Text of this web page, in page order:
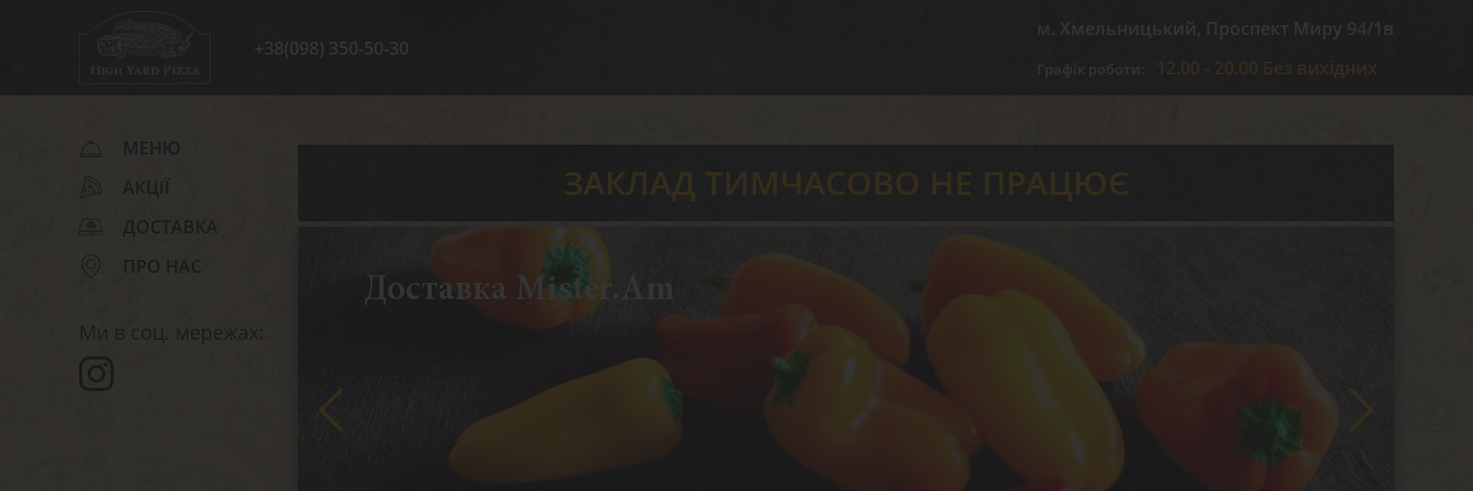
+38(098) 350-50-30
м. Хмельницький, Проспект Миру 94/1в
12.00 - 20.00 Без вихідних
МЕНЮ
АКЦІЇ
ДОСТАВКА
ПРО НАС
Ми в соц. мережах:
ЗАКЛАД ТИМЧАСОВО НЕ ПРАЦЮЄ
Доставка Glovo